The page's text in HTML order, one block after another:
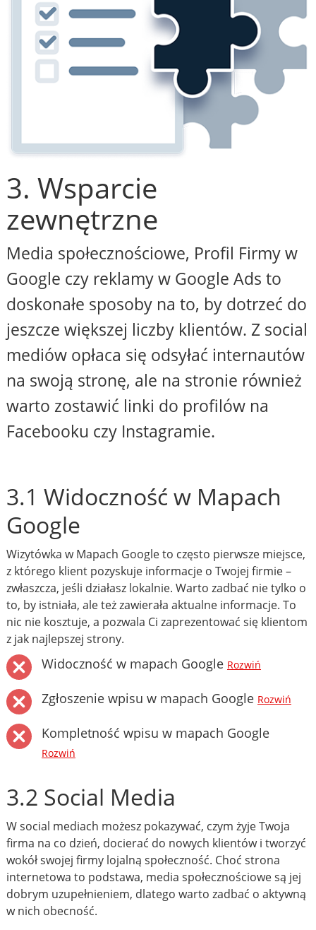
3. Wsparcie
zewnętrzne
Media społecznościowe, Profil Firmy w
Google czy reklamy w Google Ads to
doskonałe sposoby na to, by dotrzeć do
jeszcze większej liczby klientów. Z social
mediów opłaca się odsyłać internautów
na swoją stronę, ale na stronie również
warto zostawić linki do profilów na
Facebooku czy Instagramie.
3.1 Widoczność w Mapach
Google
Wizytówka w Mapach Google to często pierwsze miejsce,
z którego klient pozyskuje informacje o Twojej firmie –
zwłaszcza, jeśli działasz lokalnie. Warto zadbać nie tylko o
to, by istniała, ale też zawierała aktualne informacje. To
nic nie kosztuje, a pozwala Ci zaprezentować się klientom
z jak najlepszej strony.
Widoczność w mapach Google Rozwiń
Zgłoszenie wpisu w mapach Google Rozwiń
Kompletność wpisu w mapach Google
Rozwiń
3.2 Social Media
W social mediach możesz pokazywać, czym żyje Twoja
firma na co dzień, docierać do nowych klientów i tworzyć
wokół swojej firmy lojalną społeczność. Choć strona
internetowa to podstawa, media społecznościowe są jej
dobrym uzupełnieniem, dlatego warto zadbać o aktywną
w nich obecność.